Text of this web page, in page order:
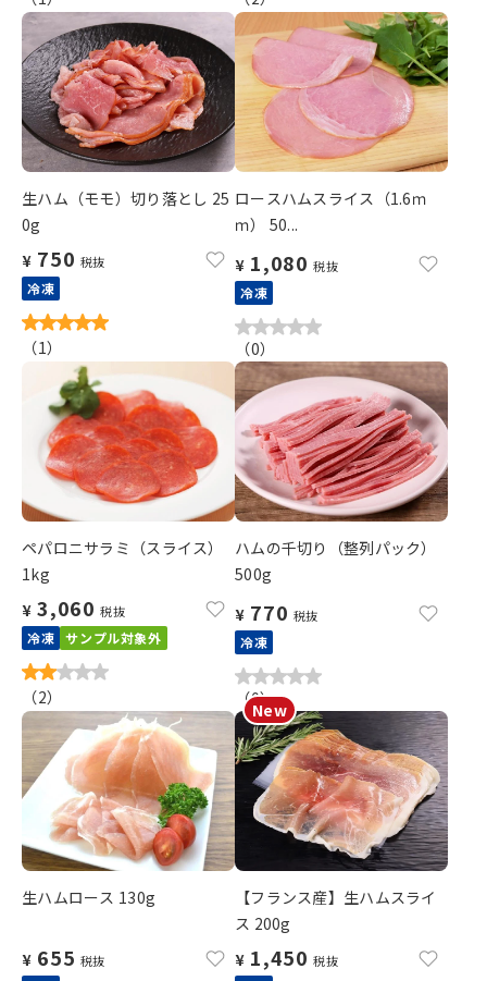
生ハム（モモ）切り落とし 25
0g
¥ 750 税抜
冷凍
（1）
ロースハムスライス（1.6ｍ
ｍ） 50...
¥ 1,080 税抜
冷凍
（0）
ペパロニサラミ（スライス）
1kg
¥ 3,060 税抜
冷凍 サンプル対象外
（2）
ハムの千切り（整列パック）
500g
¥ 770 税抜
冷凍
（0）
生ハムロース 130g
¥ 655 税抜
【フランス産】生ハムスライ
ス 200g
¥ 1,450 税抜